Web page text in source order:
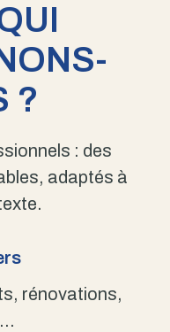
?
: des
adaptés à
rénovations,